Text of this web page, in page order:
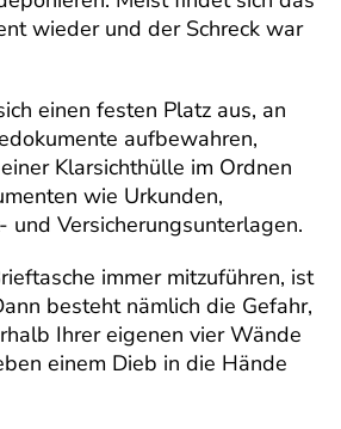
wieder und der Schreck war
einen festen Platz aus, an
aufbewahren,
Klarsichthülle im Ordnen
wie Urkunden,
und Versicherungsunterlagen.
immer mitzuführen, ist
besteht nämlich die Gefahr,
Ihrer eigenen vier Wände
einem Dieb in die Hände